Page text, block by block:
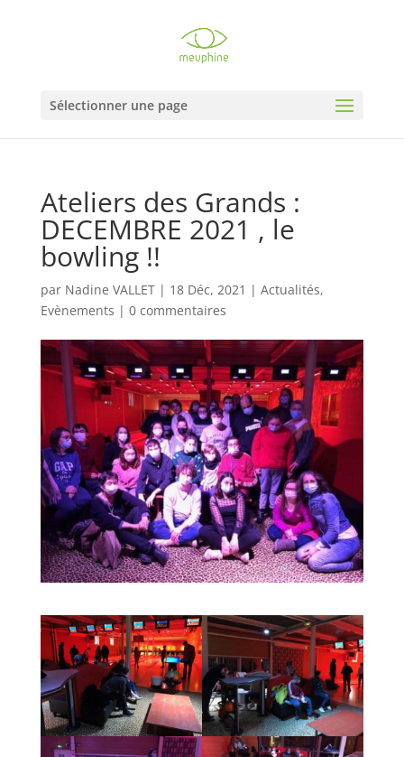
Sélectionner une page
Ateliers des Grands :
DECEMBRE 2021 , le
bowling !!
par Nadine VALLET| 18 Déc, 2021 | Actualités,
Evènements | 0 commentaires